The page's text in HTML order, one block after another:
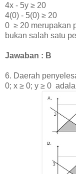
4x - 5y ≥ 20
4(0) - 5(0) ≥ 20
0 ≥ 20 merupakan
bukan salah satu
Jawaban : B
6. Daerah
0; x ≥ 0; y ≥ 0